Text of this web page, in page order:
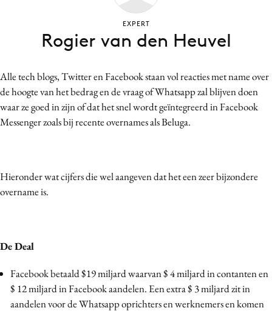
Craft
Customer Experience
Data & Insights
Diversiteit
Effectiviteit
Interne communicatie
Media
Merkstrategie
Alle tech blogs, Twitter en Facebook staan vol reacties met name over
de hoogte van het bedrag en de vraag of Whatsapp zal blijven doen
waar ze goed in zijn of dat het snel wordt geïntegreerd in Facebook
Messenger zoals bij recente overnames als Beluga.
Hieronder wat cijfers die wel aangeven dat het een zeer bijzondere
overname is.
De Deal
Facebook betaald $19 miljard waarvan $ 4 miljard in contanten en
$ 12 miljard in Facebook aandelen. Een extra $ 3 miljard zit in
aandelen voor de Whatsapp oprichters en werknemers en komen
EXPERT
Rogier van den Heuvel